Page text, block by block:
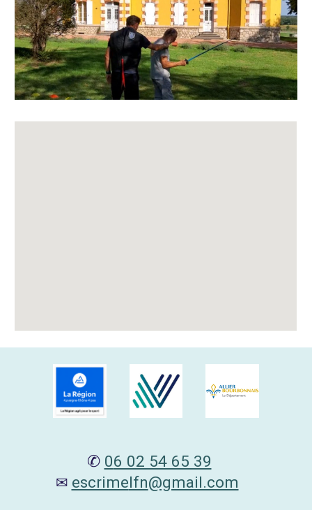
✆ 06 02 54 65 39
✉ escrimelfn@gmail.com